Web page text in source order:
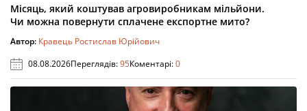
Місяць, який коштував агровиробникам мільйони.
Чи можна повернути сплачене експортне мито?
Автор: Кравець Ростислав Юрійович
08.08.2026Переглядів:95Коментарі:0